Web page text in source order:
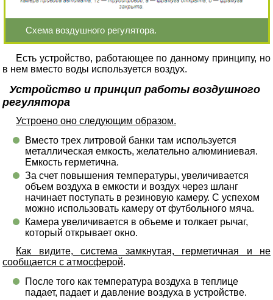
Схема воздушного регулятора.
Есть устройство, работающее по данному принципу, но
в нем вместо воды используется воздух.
Устройство и принцип работы воздушного
регулятора
Устроено оно следующим образом.
Вместо трех литровой банки там используется
металлическая емкость, желательно алюминиевая.
Емкость герметична.
За счет повышения температуры, увеличивается
объем воздуха в емкости и воздух через шланг
начинает поступать в резиновую камеру. С успехом
можно использовать камеру от футбольного мяча.
Камера увеличивается в объеме и толкает рычаг,
который открывает окно.
Как видите, система замкнутая, герметичная и не
сообщается с атмосферой.
После того как температура воздуха в теплице
падает, падает и давление воздуха в устройстве.